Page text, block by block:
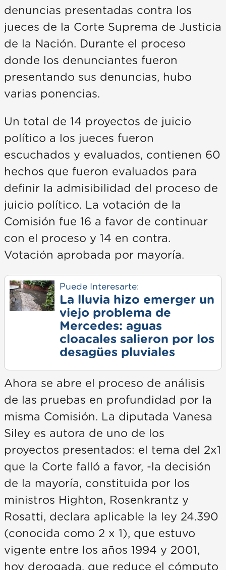
denuncias presentadas contra los
jueces de la Corte Suprema de Justicia
de la Nación. Durante el proceso
donde los denunciantes fueron
presentando sus denuncias, hubo
varias ponencias.
Un total de 14 proyectos de juicio
político a los jueces fueron
escuchados y evaluados, contienen 60
hechos que fueron evaluados para
definir la admisibilidad del proceso de
juicio político. La votación de la
Comisión fue 16 a favor de continuar
con el proceso y 14 en contra.
Votación aprobada por mayoría.
Puede Interesarte:
La lluvia hizo emerger un
viejo problema de
Mercedes: aguas
cloacales salieron por los
desagües pluviales
Ahora se abre el proceso de análisis
de las pruebas en profundidad por la
misma Comisión. La diputada Vanesa
Siley es autora de uno de los
proyectos presentados: el tema del 2x1
que la Corte falló a favor, -la decisión
de la mayoría, constituida por los
ministros Highton, Rosenkrantz y
Rosatti, declara aplicable la ley 24.390
(conocida como 2 x 1), que estuvo
vigente entre los años 1994 y 2001,
hoy derogada, que reduce el cómputo